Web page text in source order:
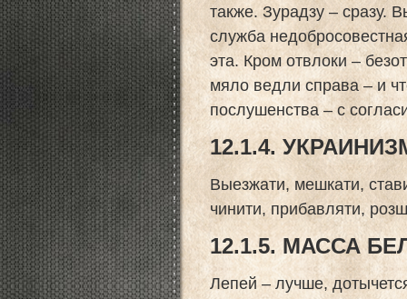
также. Зурадзу – сразу.
служба
эта. Кром отвлоки –
мяло ведли справа – и
послушенства – с
12.1.4.
Выезжати, мешкати,
чинити, прибавляти,
12.1.5. МАССА
Лепей – лучше,